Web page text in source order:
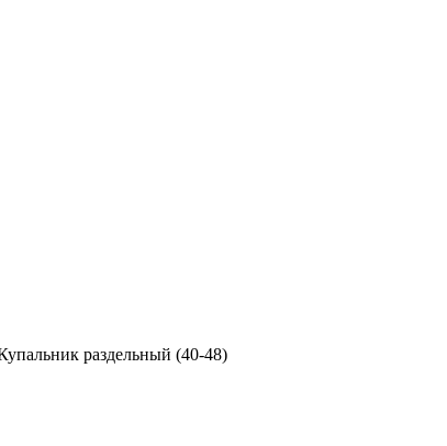
раздельный (40-48)